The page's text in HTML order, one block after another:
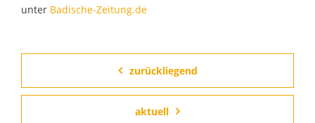
unter Badische-Zeitung.de
zurückliegend
aktuell